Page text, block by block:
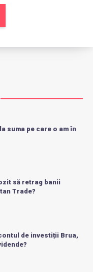
suma pe care o am în
să retrag banii
Trade?
de investiții Brua,